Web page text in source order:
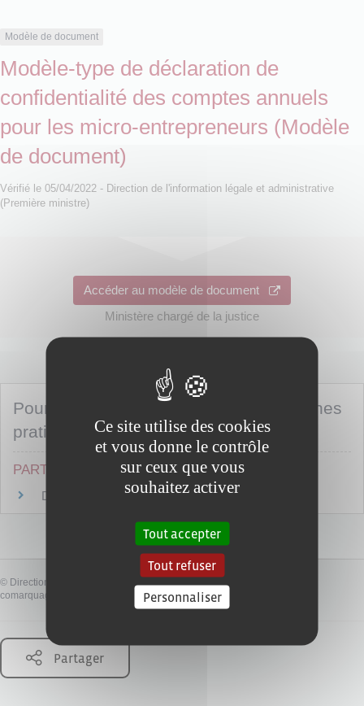
Modèle de document
Modèle-type de déclaration de
confidentialité des comptes annuels
pour les micro-entrepreneurs (Modèle
de document)
Vérifié le 05/04/2022 - Direction de l'information légale et administrative
(Première ministre)
Accéder au modèle de document
Ministère chargé de la justice
Pour toute explication, consulter les fiches
pratiques :
PARTICULIERS
Dépôt des comptes annuels d'une société
© Direction de l'information légale et administrative
comarquage developpé par
baseo.io
Partager
Ce site utilise des cookies
et vous donne le contrôle
sur ceux que vous
souhaitez activer
Tout accepter
Tout refuser
Personnaliser